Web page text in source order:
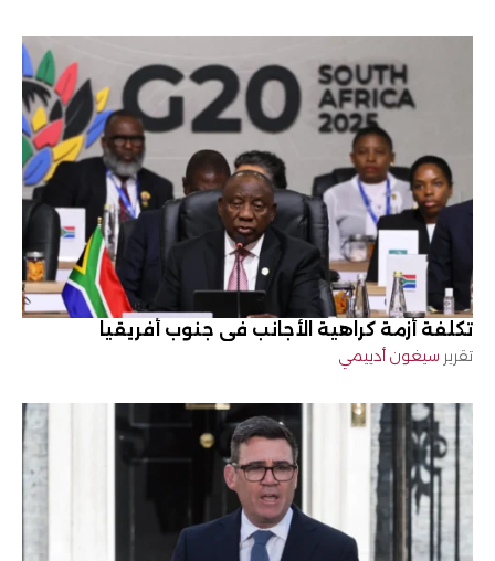
تكلفة أزمة كراهية الأجانب في جنوب أفريقيا
تقرير سيغون أدييمي